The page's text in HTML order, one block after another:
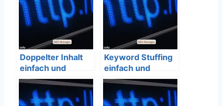
Doppelter Inhalt
einfach und
verständlich
erklärt – SEO
Bedeutung
Keyword Stuffing
einfach und
verständlich
erklärt – SEO
Bedeutung